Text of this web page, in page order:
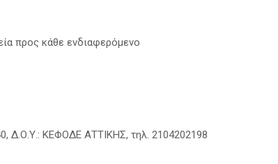
προς κάθε ενδιαφερόμενο
Δ.Ο.Υ.: ΚΕΦΟΔΕ ΑΤΤΙΚΗΣ, τηλ. 2104202198